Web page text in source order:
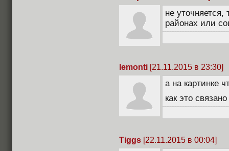
не уточняется,
районах или
lemonti [21.11.2015 в 23:30]
а на картинке
как это
Tiggs [22.11.2015 в 00:04]